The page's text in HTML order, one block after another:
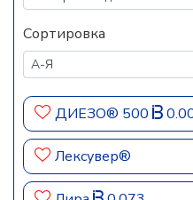
Сортировка
ДИЕЗО® 500
Лексувер®